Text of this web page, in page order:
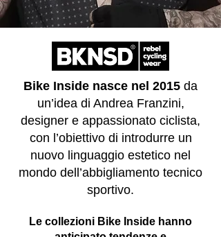
Bike Inside nasce nel 2015 da
un’idea di Andrea Franzini,
designer e appassionato ciclista,
con l’obiettivo di introdurre un
nuovo linguaggio estetico nel
mondo dell’abbigliamento tecnico
sportivo.
Le collezioni Bike Inside hanno